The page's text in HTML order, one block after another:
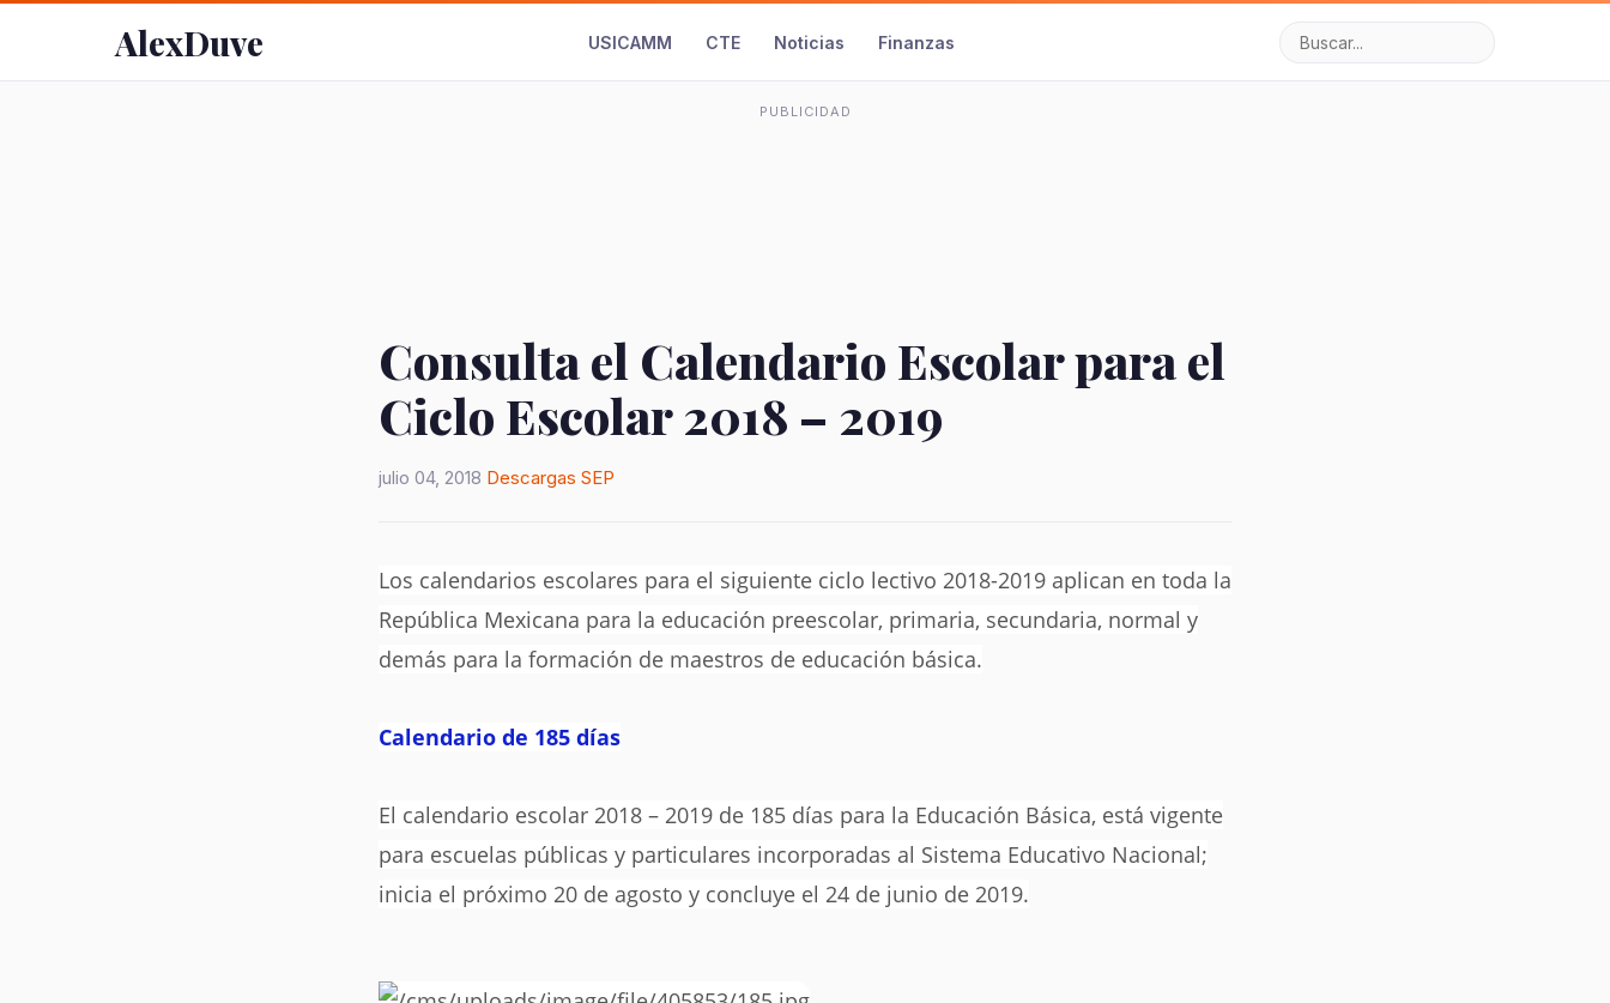
AlexDuve USICAMM CTE Noticias Finanzas
PUBLICIDAD
Consulta el Calendario Escolar para el
Ciclo Escolar 2018 – 2019
julio 04, 2018 Descargas SEP
Los calendarios escolares para el siguiente ciclo lectivo 2018-2019 aplican en toda la
República Mexicana para la educación preescolar, primaria, secundaria, normal y
demás para la formación de maestros de educación básica.
Calendario de 185 días
El calendario escolar 2018 – 2019 de 185 días para la Educación Básica, está vigente
para escuelas públicas y particulares incorporadas al Sistema Educativo Nacional;
inicia el próximo 20 de agosto y concluye el 24 de junio de 2019.